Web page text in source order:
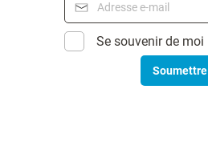
Se souvenir de moi
Soumettre